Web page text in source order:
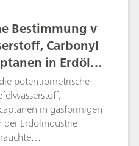
von Calcium und
(Frucht- und
die Bestimmung
und damit
mittels
als
3).
Bestimmung v
Carbonyl
in Erdölpr
potentiometrische
in gasförmigen
der Erdölindustrie